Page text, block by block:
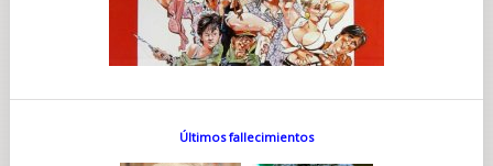
Reino Unido y se está asimilando a su entorno y su nueva
familia. "Ha comenzado el viaje, consciente o
inconscientemente, de distanciamiento de su identidad
polaco-judía", comenta Hauer-King. "Es un momento de
conectada a sus padres y su familia y el misterio que envuelve
una dinámica muy específica en la relación entre Dovidl y
Últimos fallecimientos